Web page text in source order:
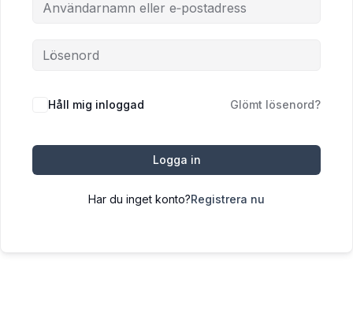
Håll mig inloggad Glömt lösenord?
Logga in
Har du inget konto?Registrera nu